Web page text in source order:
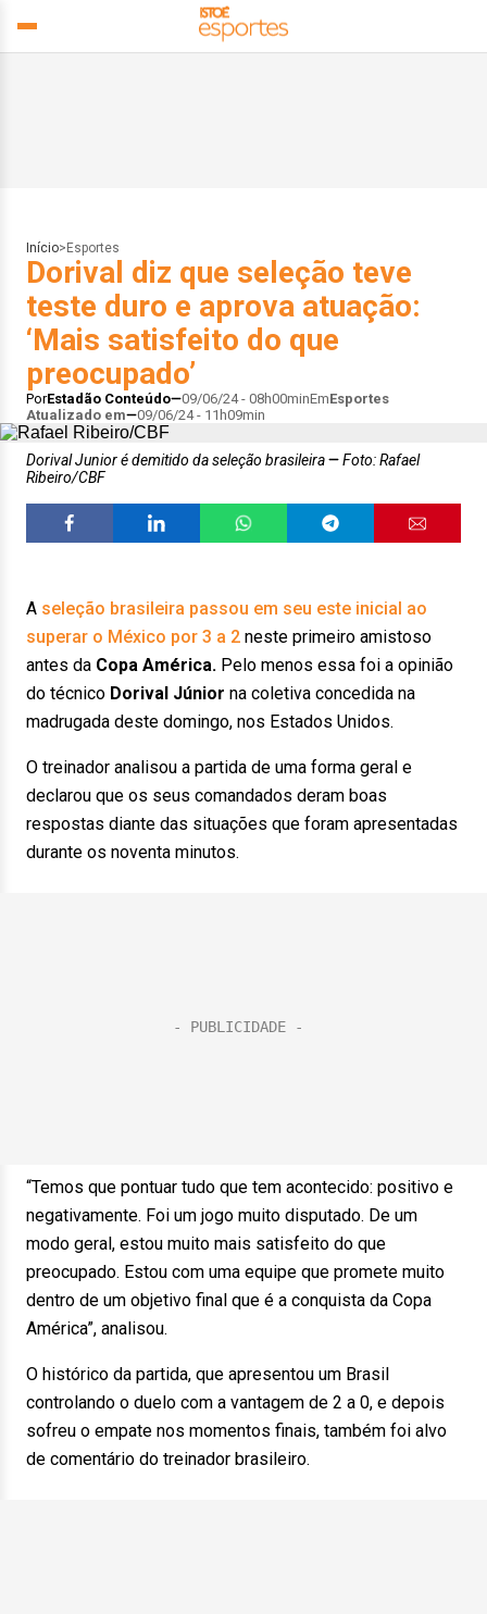
Início> Esportes
Dorival diz que seleção teve
teste duro e aprova atuação:
‘Mais satisfeito do que
preocupado’
PorEstadão Conteúdo 09/06/24 - 08h00minEmEsportes
Atualizado em
09/06/24 - 11h09min
Dorival Junior é demitido da seleção brasileira
Foto: Rafael
Ribeiro/CBF
A seleção brasileira passou em seu este inicial ao
superar o México por 3 a 2 neste primeiro amistoso
antes da Copa América. Pelo menos essa foi a opinião
do técnico Dorival Júnior na coletiva concedida na
madrugada deste domingo, nos Estados Unidos.
O treinador analisou a partida de uma forma geral e
declarou que os seus comandados deram boas
respostas diante das situações que foram apresentadas
durante os noventa minutos.
“Temos que pontuar tudo que tem acontecido: positivo e
negativamente. Foi um jogo muito disputado. De um
modo geral, estou muito mais satisfeito do que
preocupado. Estou com uma equipe que promete muito
dentro de um objetivo final que é a conquista da Copa
América”, analisou.
O histórico da partida, que apresentou um Brasil
controlando o duelo com a vantagem de 2 a 0, e depois
sofreu o empate nos momentos finais, também foi alvo
de comentário do treinador brasileiro.